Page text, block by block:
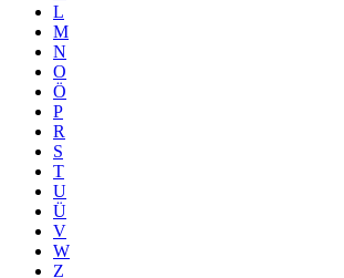
L
M
N
O
Ö
P
R
S
T
U
Ü
V
W
Z